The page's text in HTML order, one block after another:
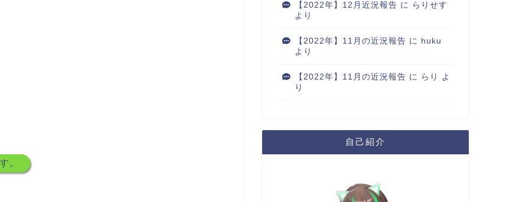
。
【2022年】12月近況報告 に らりせす
より
【2022年】11月の近況報告 に huku
より
【2022年】11月の近況報告 に らり
よ
り
自己紹介